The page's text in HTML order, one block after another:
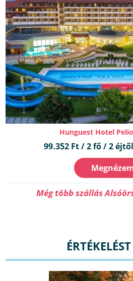
Hunguest Hotel
99.352 Ft / 2 fő / 2 éjtől
Még több szállás